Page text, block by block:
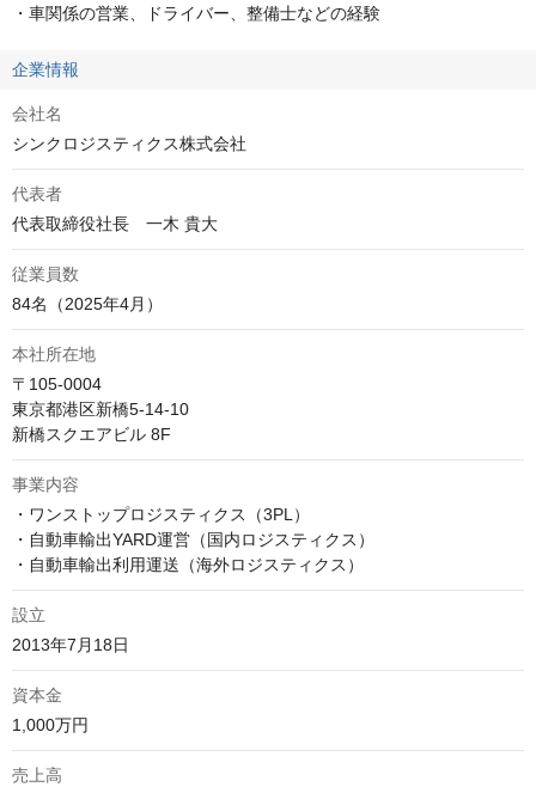
・車関係の営業、ドライバー、整備士などの経験
企業情報
会社名
シンクロジスティクス株式会社
代表者
代表取締役社長　一木 貴大
従業員数
84名（2025年4月）
本社所在地
〒105-0004
東京都港区新橋5-14-10
新橋スクエアビル 8F
事業内容
・ワンストップロジスティクス（3PL）
・自動車輸出YARD運営（国内ロジスティクス）
・自動車輸出利用運送（海外ロジスティクス）
設立
2013年7月18日
資本金
1,000万円
売上高